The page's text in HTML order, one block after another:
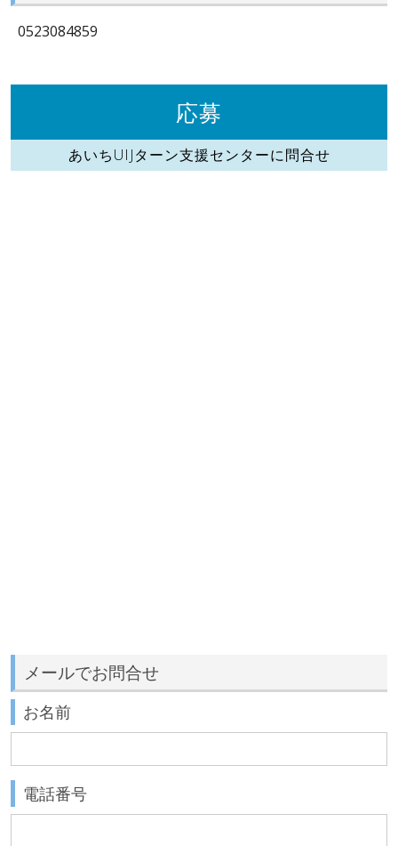
0523084859
応募
あいちUIJターン支援センターに問合せ
メールでお問合せ
お名前
電話番号